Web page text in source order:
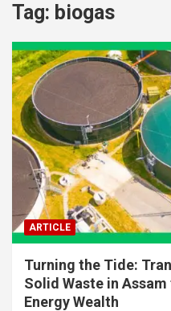
Tag: biogas
ARTICLE
Turning the Tide:
Solid Waste in
Energy Wealth